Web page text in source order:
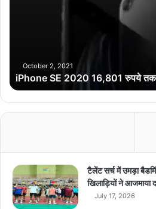
2
0
8
1
रु
प
October 2, 2021
iPhone SE 2020 16,801 रुपये तक
टैलेंट सर्च में उमड़ा
खिलाड़ियों ने आजमाया
July 17, 2026